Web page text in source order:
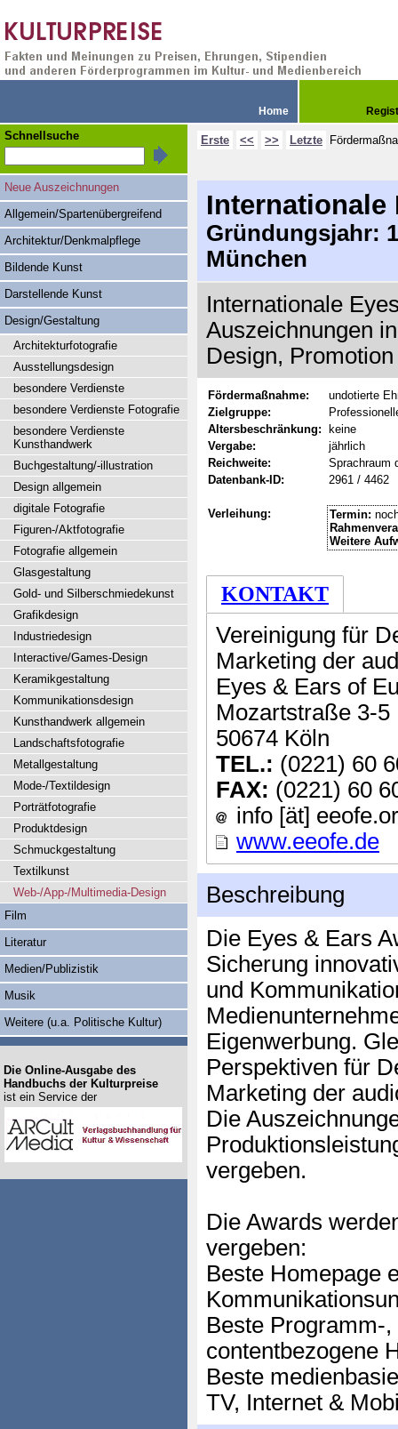
Home
Erste << >> Letzte
Internationale
Gründungsjahr:
München
Internationale
Auszeichnungen
Design,
Fördermaßnahme:
undotierte
Zielgruppe:
Altersbeschränkung:
keine
Vergabe:
jährlich
Reichweite:
Sprachraum
Datenbank-ID:
2961 / 4462
Verleihung: Termin:
Weitere
KONTAKT
Vereinigung für
Marketing der
Eyes & Ears of
Mozartstraße 3-5
50674 Köln
TEL.: (0221) 60
FAX: (0221) 60
info [ät]
www.eeofe.de
Beschreibung
Die Eyes & Ears
Sicherung
und
Eigenwerbung.
Perspektiven für
Marketing der
Die
vergeben.
Die Awards
vergeben:
Beste Homepage
Beste Programm-
contentbezogene
Beste
TV, Internet &
Schnellsuche
Neue Auszeichnungen
Allgemein/Spartenübergreifend
Architektur/Denkmalpflege
Bildende Kunst
Darstellende Kunst
Design/Gestaltung
Architekturfotografie
Ausstellungsdesign
besondere Verdienste
besondere Verdienste Fotografie
besondere Verdienste
Kunsthandwerk
Buchgestaltung/-illustration
Design allgemein
digitale Fotografie
Figuren-/Aktfotografie
Fotografie allgemein
Glasgestaltung
Gold- und Silberschmiedekunst
Grafikdesign
Industriedesign
Interactive/Games-Design
Keramikgestaltung
Kommunikationsdesign
Kunsthandwerk allgemein
Landschaftsfotografie
Metallgestaltung
Mode-/Textildesign
Porträtfotografie
Produktdesign
Schmuckgestaltung
Textilkunst
Web-/App-/Multimedia-Design
Film
Literatur
Medien/Publizistik
Musik
Weitere (u.a. Politische Kultur)
Die Online-Ausgabe des
Handbuchs der Kulturpreise
ist ein Service der